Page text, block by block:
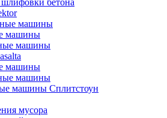
бетона
машины
машины
машины
машины
машины
машины Сплитстоун
мусора